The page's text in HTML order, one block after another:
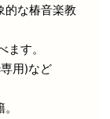
的な椿音楽教
す。
用)など